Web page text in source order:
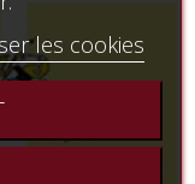
les cookies